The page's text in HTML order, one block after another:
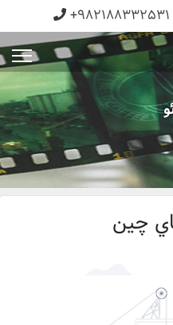
+982188332531
چين